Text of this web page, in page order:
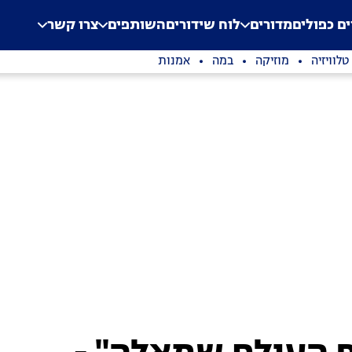
Application error: a
. כפוליםמדורים לוח שידוריםהשותפים צרו קשר
טלוויזיה מוזיקה במה אמנות